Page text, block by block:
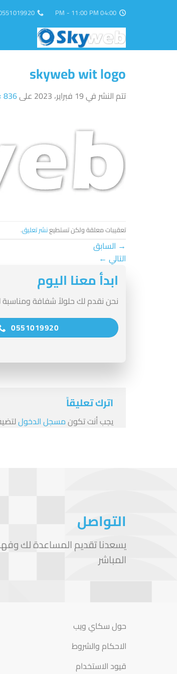
04:00 PM - 11:00 PM
skyweb wit logo
تتم النشر في19 فبراير، 2023 على836 × 189
تعقيبات معلقة ولكن تستطيعنشر تعليق.
→ السابق
التالي ←
ابدأ معنا اليوم
نحن نقدم لك حلولاً شفافة
0551019920
اترك تعليقاً
يجب أنت تكونمسجل الدخول
التواصل
يسعدنا تقديم المساعدة لك
المباشر
حول سكاي ويب
الاحكام والشروط
قيود الاستخدام